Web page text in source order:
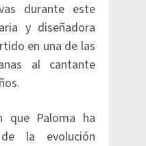
durante este
y diseñadora
en una de las
al cantante
que Paloma ha
la evolución